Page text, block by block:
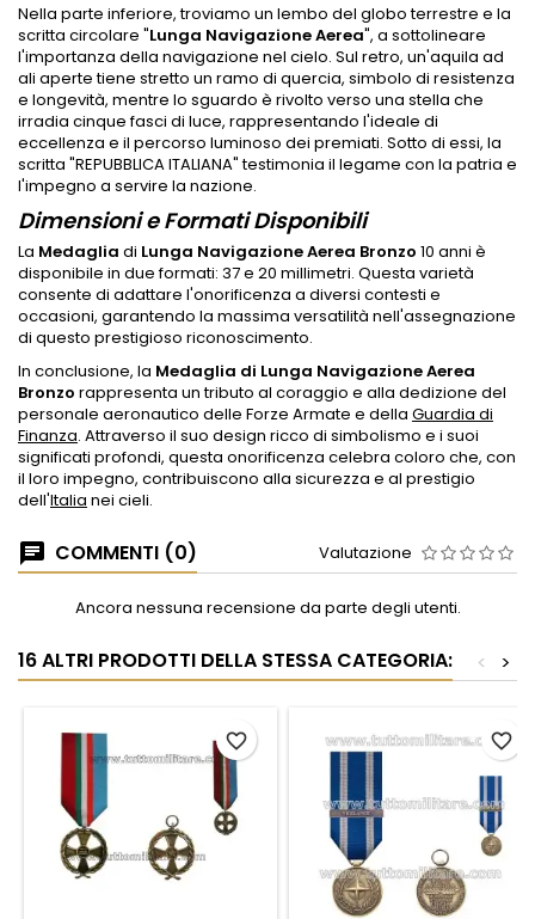
Nella parte inferiore, troviamo un lembo del globo terrestre e la
scritta circolare "Lunga Navigazione Aerea", a sottolineare
l'importanza della navigazione nel cielo. Sul retro, un'aquila ad
ali aperte tiene stretto un ramo di quercia, simbolo di resistenza
e longevità, mentre lo sguardo è rivolto verso una stella che
irradia cinque fasci di luce, rappresentando l'ideale di
eccellenza e il percorso luminoso dei premiati. Sotto di essi, la
scritta "REPUBBLICA ITALIANA" testimonia il legame con la patria e
l'impegno a servire la nazione.
Dimensioni e Formati Disponibili
La Medaglia di Lunga Navigazione Aerea Bronzo 10 anni è
disponibile in due formati: 37 e 20 millimetri. Questa varietà
consente di adattare l'onorificenza a diversi contesti e
occasioni, garantendo la massima versatilità nell'assegnazione
di questo prestigioso riconoscimento.
In conclusione, la Medaglia di Lunga Navigazione Aerea
Bronzo rappresenta un tributo al coraggio e alla dedizione del
personale aeronautico delle Forze Armate e della Guardia di
Finanza. Attraverso il suo design ricco di simbolismo e i suoi
significati profondi, questa onorificenza celebra coloro che, con
il loro impegno, contribuiscono alla sicurezza e al prestigio
dell'Italia nei cieli.
COMMENTI (0) Valutazione
Ancora nessuna recensione da parte degli utenti.
16 ALTRI PRODOTTI DELLA STESSA CATEGORIA: >
<
favorite_border favorite_border